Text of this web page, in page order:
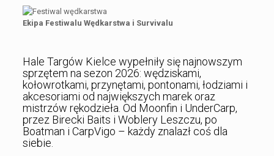
Ekipa Festiwalu Wędkarstwa i Survivalu
Hale Targów Kielce wypełniły się najnowszym
sprzętem na sezon 2026: wędziskami,
kołowrotkami, przynętami, pontonami, łodziami i
akcesoriami od największych marek oraz
mistrzów rękodzieła. Od Moonfin i UnderCarp,
przez Birecki Baits i Woblery Leszczu, po
Boatman i CarpVigo – każdy znalazł coś dla
siebie.